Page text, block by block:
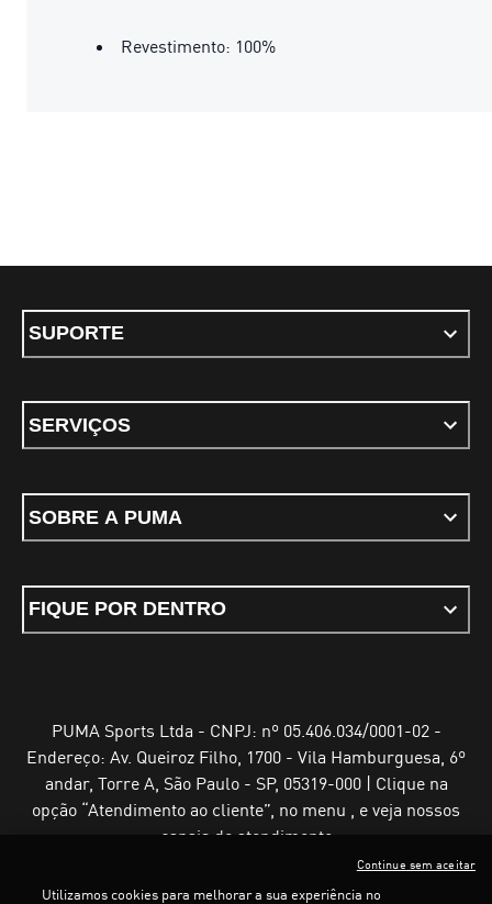
Revestimento: 100%
SUPORTE
SERVIÇOS
SOBRE A PUMA
FIQUE POR DENTRO
PUMA Sports Ltda - CNPJ: nº 05.406.034/0001-02 -
Endereço: Av. Queiroz Filho, 1700 - Vila Hamburguesa, 6º
andar, Torre A, São Paulo - SP, 05319-000 | Clique na
opção “Atendimento ao cliente”, no menu , e veja nossos
canais de atendimento
Utilizamos cookies para melhorar a sua experiência no
Continue sem aceitar